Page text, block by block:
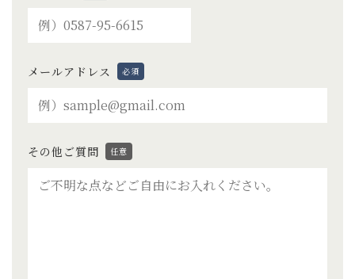
メールアドレス 必須
その他ご質問 任意